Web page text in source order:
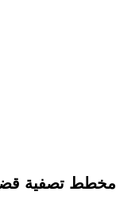
مخطط تصفية